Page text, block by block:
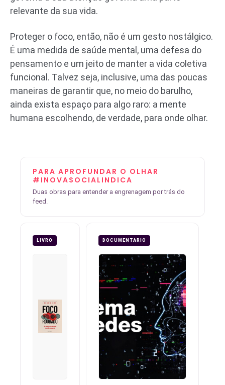
relevante da sua vida.
Proteger o foco, então, não é um gesto nostálgico.
É uma medida de saúde mental, uma defesa do
pensamento e um jeito de manter a vida coletiva
funcional. Talvez seja, inclusive, uma das poucas
maneiras de garantir que, no meio do barulho,
ainda exista espaço para algo raro: a mente
humana escolhendo, de verdade, para onde olhar.
PARA APROFUNDAR O OLHAR
#INOVASOCIALINDICA
Duas obras para entender a engrenagem por trás do
feed.
LIVRO DOCUMENTÁRIO